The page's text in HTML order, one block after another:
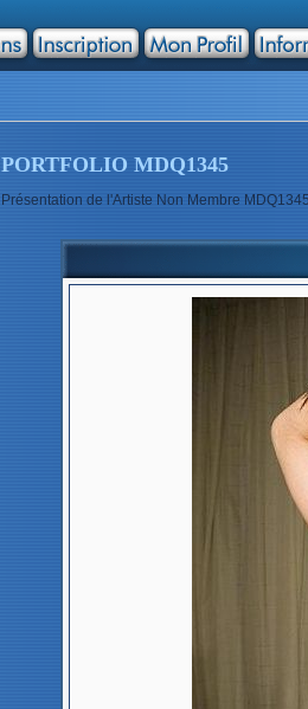
PORTFOLIO MDQ1345
Présentation de l'Artiste Non Membre